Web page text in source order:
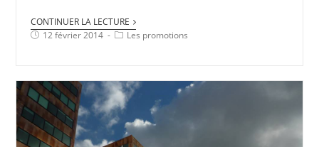
CONTINUER LA LECTURE
12 février 2014
Les promotions